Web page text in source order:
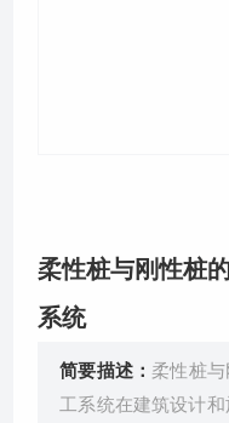
柔性桩与刚性桩
系统
简要描述：柔性桩
工系统在建筑设计